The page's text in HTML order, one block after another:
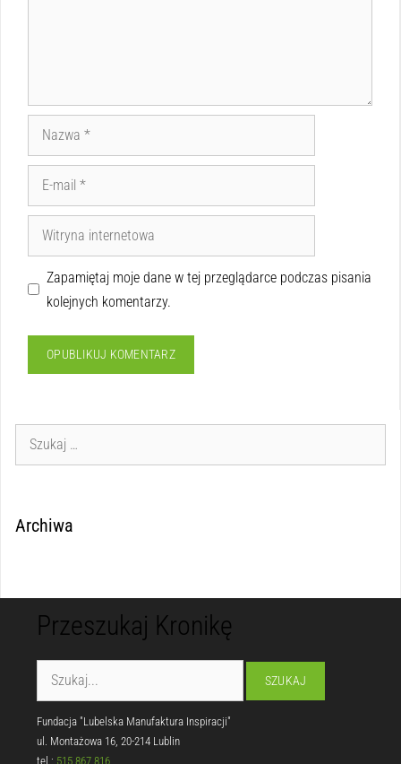
Zapamiętaj moje dane w tej przeglądarce podczas pisania
kolejnych komentarzy.
Archiwa
Przeszukaj Kronikę
Fundacja "Lubelska Manufaktura Inspiracji"
ul. Montażowa 16, 20-214 Lublin
tel.: 515 867 816